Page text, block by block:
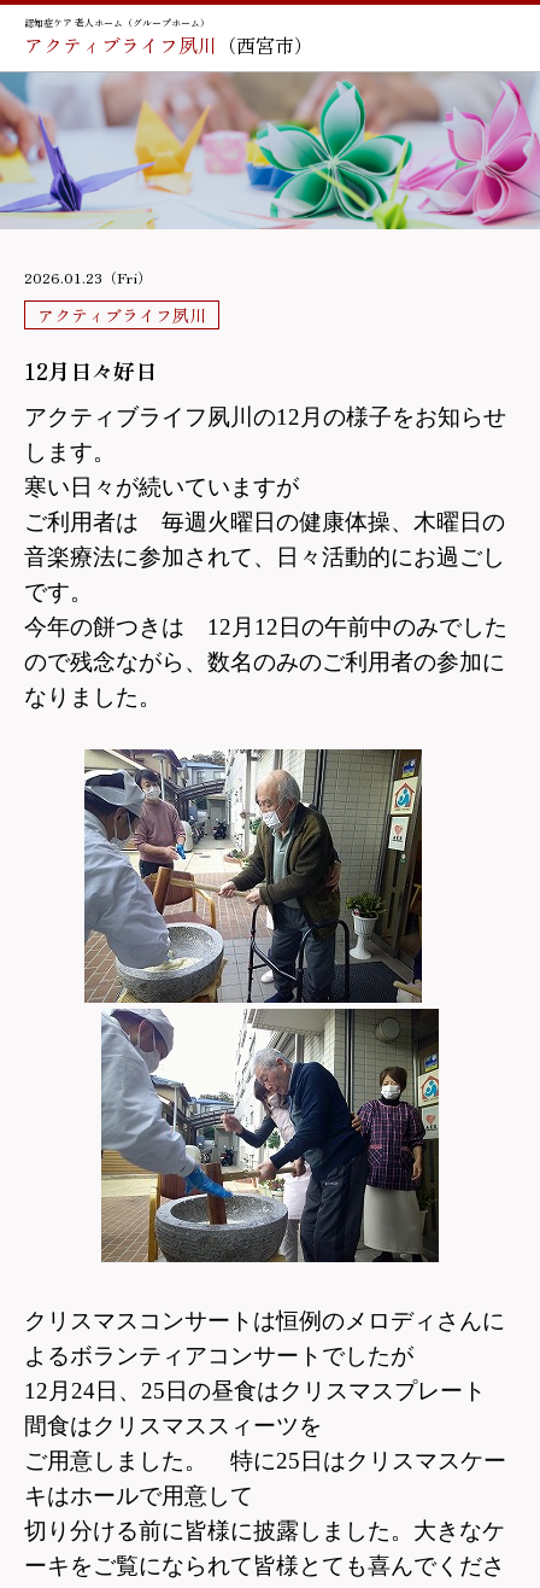
認知症ケア 老人ホーム（グループホーム）
アクティブライフ夙川 （西宮市）
2026.01.23（Fri）
アクティブライフ夙川
12月日々好日
アクティブライフ夙川の12月の様子をお知らせ
します。
寒い日々が続いていますが
ご利用者は 毎週火曜日の健康体操、木曜日の
音楽療法に参加されて、
日々活動的にお過ごし
です。
今年の餅つきは 12月12日の午前中のみでした
ので残念ながら、数名のみのご利用者の参加に
なりました。
クリスマスコンサートは恒例のメロディさんに
よるボランティアコンサートでしたが
12月24日、25日の昼食はクリスマスプレート
間食はクリスマススィーツを
ご用意しました。 特に25日はクリスマスケー
キはホールで用意して
切り分ける前に皆様に披露しました。大きなケ
ーキをご覧になられて皆様とても喜んでくださ